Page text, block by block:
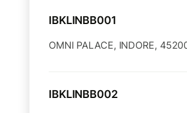
IBKLINBB001
OMNI PALACE, INDORE,
IBKLINBB002